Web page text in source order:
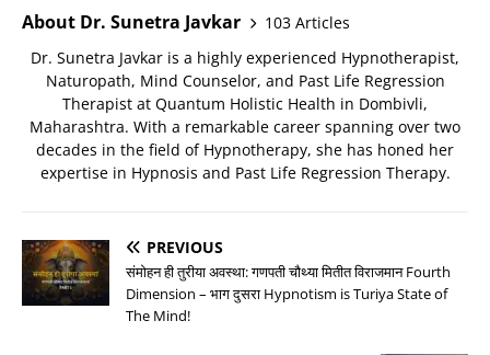
About Dr. Sunetra Javkar
103 Articles
Dr. Sunetra Javkar is a highly experienced Hypnotherapist,
Naturopath, Mind Counselor, and Past Life Regression
Therapist at Quantum Holistic Health in Dombivli,
Maharashtra. With a remarkable career spanning over two
decades in the field of Hypnotherapy, she has honed her
expertise in Hypnosis and Past Life Regression Therapy.
PREVIOUS
संमोहन ही तुरीया अवस्था: गणपती चौथ्या मितीत विराजमान Fourth
Dimension – भाग दुसरा Hypnotism is Turiya State of
The Mind!